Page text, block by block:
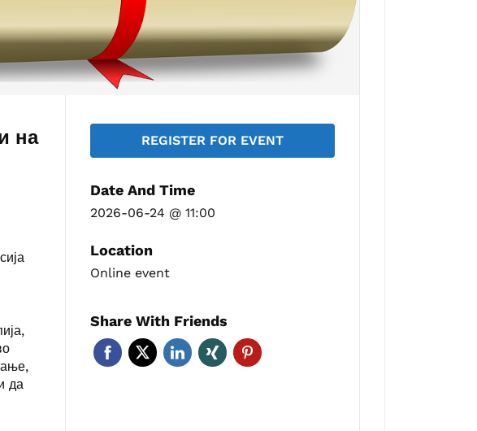
на
да
REGISTER FOR EVENT
Date And Time
2026-06-24 @ 11:00
Location
Online event
Share With Friends